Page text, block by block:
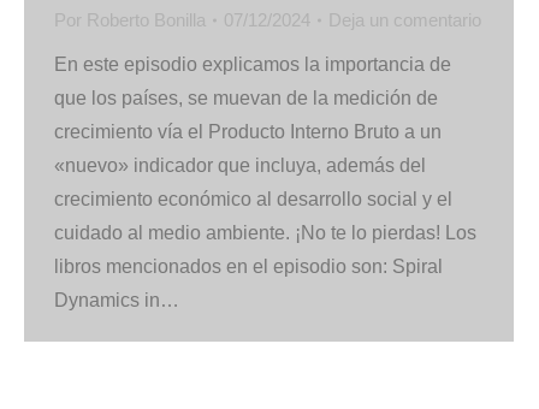
Por Roberto Bonilla 07/12/2024 Deja un comentario
En este episodio explicamos la importancia de
que los países, se muevan de la medición de
crecimiento vía el Producto Interno Bruto a un
«nuevo» indicador que incluya, además del
crecimiento económico al desarrollo social y el
cuidado al medio ambiente. ¡No te lo pierdas! Los
libros mencionados en el episodio son: Spiral
Dynamics in…